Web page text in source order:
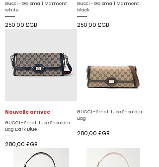
Gucci - GG Small Marmont
white
Prix
250,00 £GB
Gucci - GG Small Marmont
black
Prix
250,00 £GB
Nouvelle arrivee
GUCCI - Small Luce Shoulder
Bag Dark Blue
Prix
280,00 £GB
GUCCI - Small Luce Shoulder
Bag
Prix
280,00 £GB